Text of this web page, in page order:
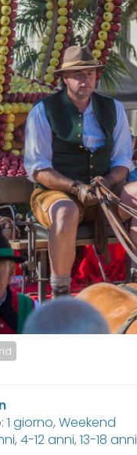
1 giorno, Weekend
, 4-12 anni, 13-18 anni